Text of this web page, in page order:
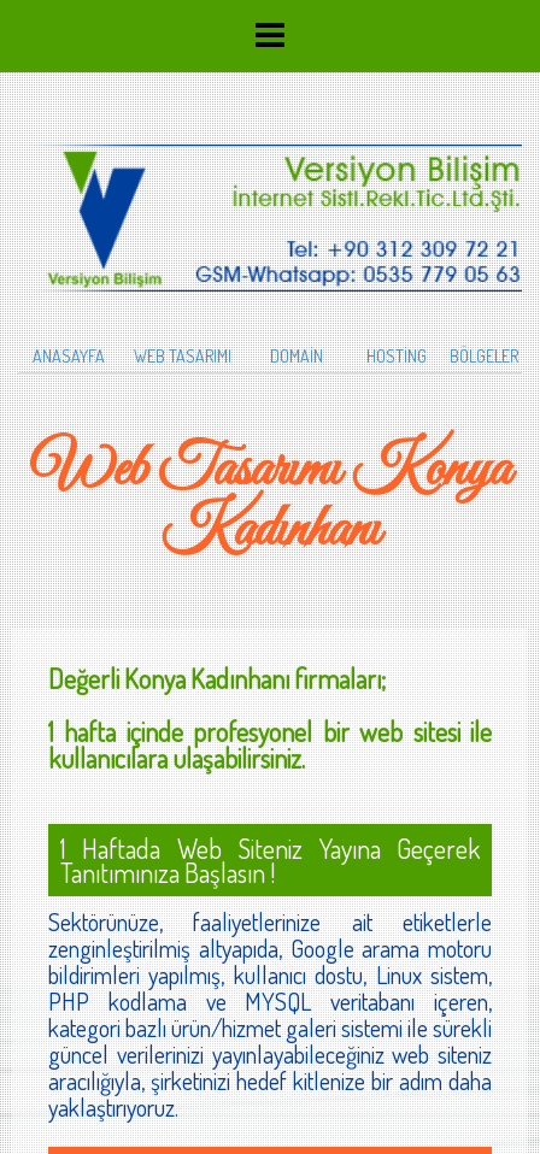
ANASAYFA WEB TASARIMI DOMAİN HOSTİNG BÖLGELER
Web Tasarımı Konya
Kadınhanı
DeğerliKonya Kadınhanıfirmaları;
1 hafta içinde profesyonel bir web sitesi ile
kullanıcılara ulaşabilirsiniz.
1 Haftada Web Siteniz Yayına Geçerek
Tanıtımınıza Başlasın !
Sektörünüze, faaliyetlerinize ait etiketlerle
zenginleştirilmiş altyapıda, Google arama motoru
bildirimleri yapılmış, kullanıcı dostu, Linux sistem,
PHP kodlama ve MYSQL veritabanı içeren,
kategori bazlı ürün/hizmet galeri sistemi ile sürekli
güncel verilerinizi yayınlayabileceğiniz web siteniz
aracılığıyla, şirketinizi hedef kitlenize bir adım daha
yaklaştırıyoruz.